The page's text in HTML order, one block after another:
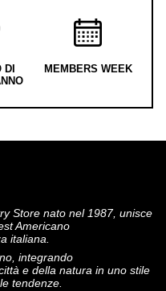
DI
MEMBERS WEEK
Store nato nel 1987, unisce
Americano
italiana.
integrando
e della natura in uno stile
tendenze.